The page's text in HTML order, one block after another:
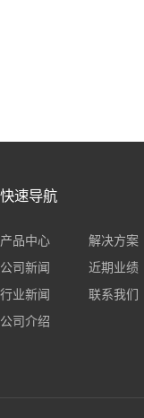
快速导航
产品中心
解决方案
公司新闻
近期业绩
行业新闻
联系我们
公司介绍